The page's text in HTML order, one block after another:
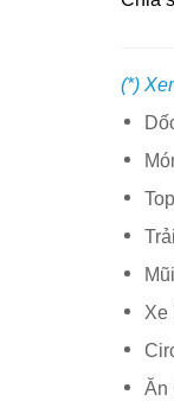
(*)
Xe
Ăn